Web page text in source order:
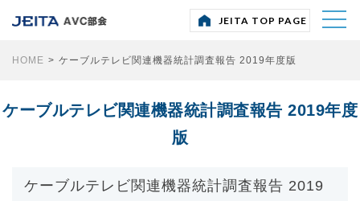
JEITA TOP PAGE
部会・委員会
ＡＶＣ部会
テレビネットワーク事業委員会
HOME > ケーブルテレビ関連機器統計調査報告 2019年度版
ケーブルテレビ関連機器統計調査報告 2019年度
版
ケーブルテレビ関連機器統計調査報告 2019